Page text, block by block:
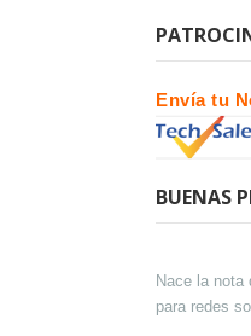
Envía tu
BUENAS
Nace la nota
para redes